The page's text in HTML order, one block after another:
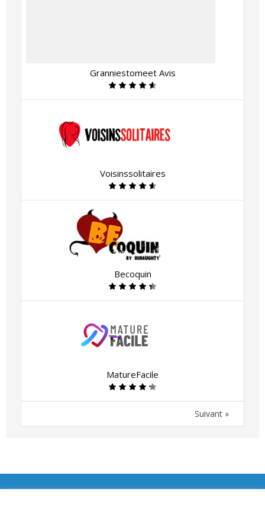
Granniestomeet Avis
Voisinssolitaires
Becoquin
MatureFacile
Suivant »